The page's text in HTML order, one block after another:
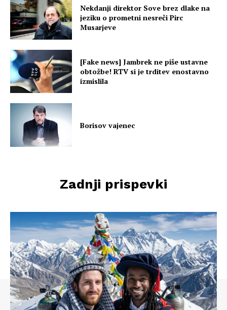
Nekdanji direktor Sove brez dlake na
jeziku o prometni nesreči Pirc
Musarjeve
[Fake news] Jambrek ne piše ustavne
obtožbe! RTV si je trditev enostavno
izmislila
Borisov vajenec
Zadnji prispevki